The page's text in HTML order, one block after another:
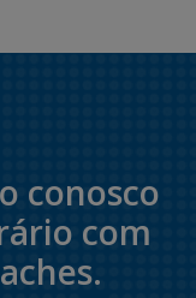
conosco
com